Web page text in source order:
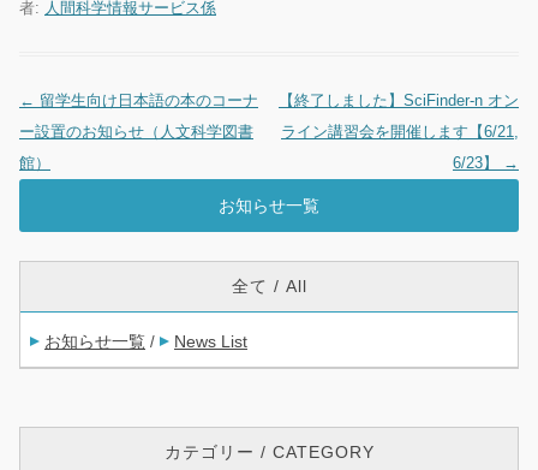
者: 人間科学情報サービス係
投稿ナビゲーション
← 留学生向け日本語の本のコーナ
ー設置のお知らせ（人文科学図書
館）
【終了しました】SciFinder-n オン
ライン講習会を開催します【6/21,
6/23】
→
お知らせ一覧
全て / All
お知らせ一覧 / News List
カテゴリー / CATEGORY